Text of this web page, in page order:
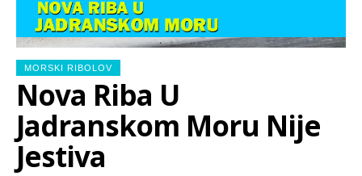
MORSKI RIBOLOV
Nova Riba U
Jadranskom Moru Nije
Jestiva